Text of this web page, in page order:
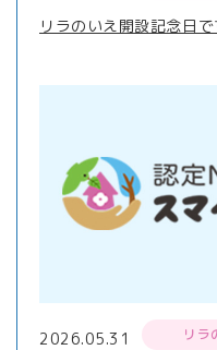
リラのいえ開設記念日で
2026.05.31 リラ